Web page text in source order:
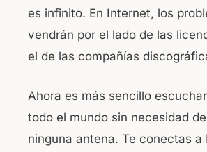
es infinito. En Internet, los
vendrán por el lado de las
el de las compañías
Ahora es más sencillo
todo el mundo sin necesidad
ninguna antena. Te conectas